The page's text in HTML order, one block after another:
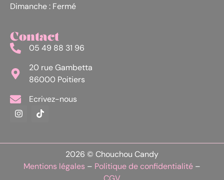
Dimanche : Fermé
Contact
05 49 88 31 96
20 rue Gambetta
86000 Poitiers
Ecrivez-nous
2026 © Chouchou Candy
Mentions légales – Politique de confidentialité –